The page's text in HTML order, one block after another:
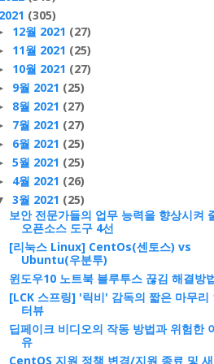
(305)
12월 2021 (27)
11월 2021 (25)
10월 2021 (27)
9월 2021 (25)
8월 2021 (27)
7월 2021 (27)
6월 2021 (25)
5월 2021 (25)
4월 2021 (26)
3월 2021 (25)
보안 전문가들의 업무 능력을 향상시켜
오픈소스 도구 4선
[리눅스 Linux] CentOs(센토스) vs
Ubuntu(우분투)
윈도우10 노트북 블루투스 끊김 해결방
[LCK 스프링] '릭비' 감독의 짧은 마무리
터뷰
딥페이크 비디오의 작동 방법과 위험한
유
CentOS 지원 정책 변경/지원 종료 및